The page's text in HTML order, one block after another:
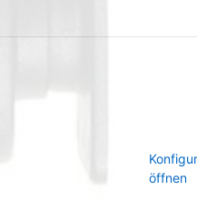
öffnen